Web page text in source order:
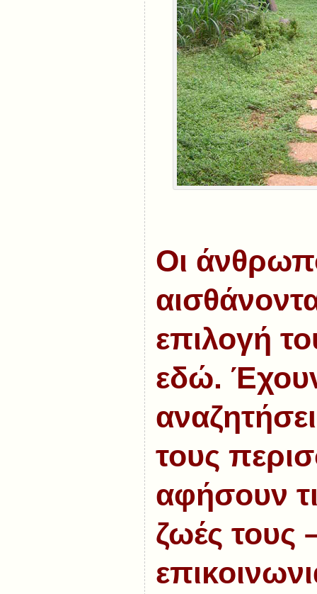
Οι
επιλογή
εδώ.
τους
αφήσουν
ζωές τους